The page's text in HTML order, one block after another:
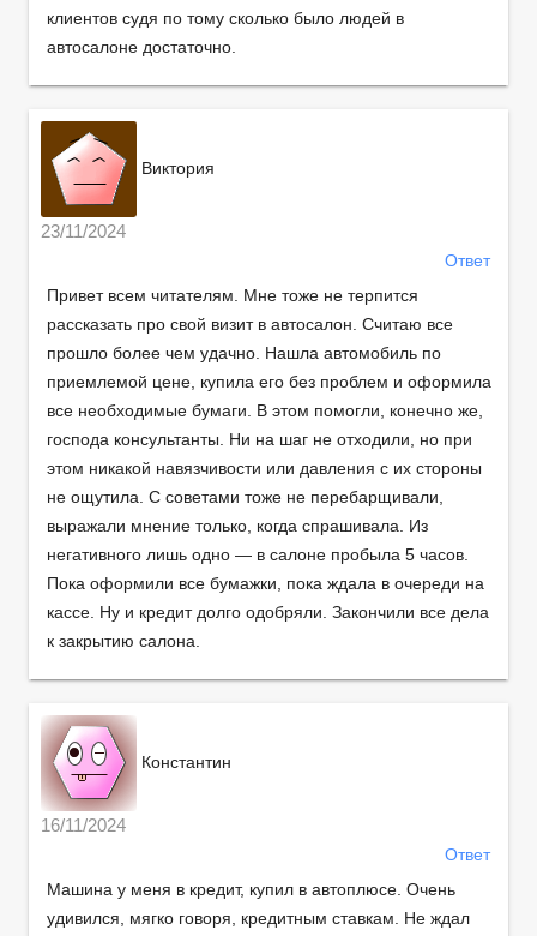
клиентов судя по тому сколько было людей в
автосалоне достаточно.
Виктория
23/11/2024
Ответ
Привет всем читателям. Мне тоже не терпится
рассказать про свой визит в автосалон. Считаю все
прошло более чем удачно. Нашла автомобиль по
приемлемой цене, купила его без проблем и оформила
все необходимые бумаги. В этом помогли, конечно же,
господа консультанты. Ни на шаг не отходили, но при
этом никакой навязчивости или давления с их стороны
не ощутила. С советами тоже не перебарщивали,
выражали мнение только, когда спрашивала. Из
негативного лишь одно — в салоне пробыла 5 часов.
Пока оформили все бумажки, пока ждала в очереди на
кассе. Ну и кредит долго одобряли. Закончили все дела
к закрытию салона.
Константин
16/11/2024
Ответ
Машина у меня в кредит, купил в автоплюсе. Очень
удивился, мягко говоря, кредитным ставкам. Не ждал